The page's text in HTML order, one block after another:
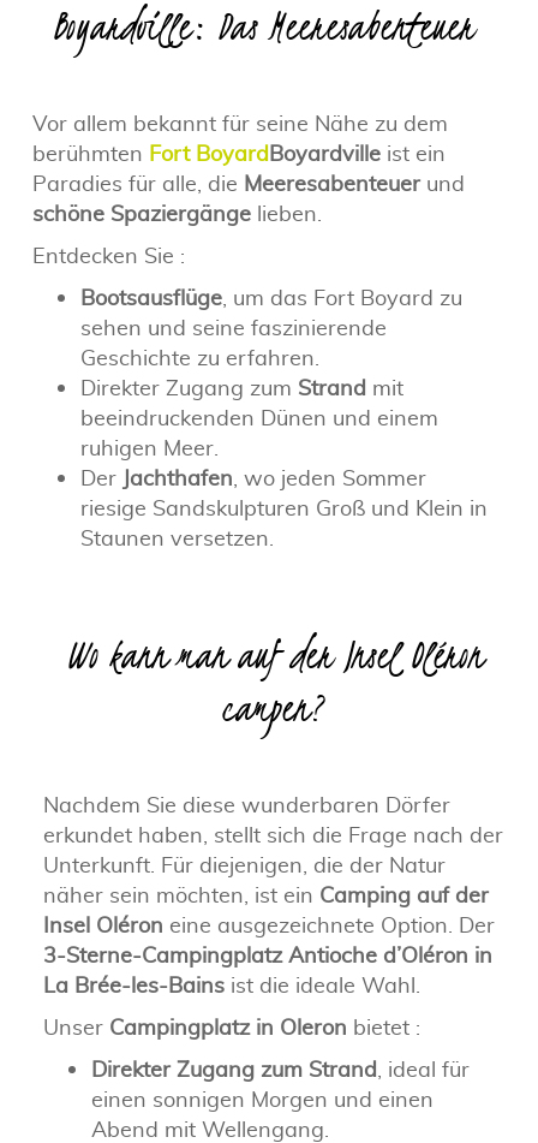
Boyardville: Das Meeresabenteuer
Vor allem bekannt für seine Nähe zu dem
berühmten Fort BoyardBoyardvilleist ein
Paradies für alle, die Meeresabenteuerund
schöne Spaziergängelieben.
Entdecken Sie :
Bootsausflüge, um das Fort Boyard zu
sehen und seine faszinierende
Geschichte zu erfahren.
Direkter Zugang zum Strand mit
beeindruckenden Dünen und einem
ruhigen Meer.
Der Jachthafen, wo jeden Sommer
riesige Sandskulpturen Groß und Klein in
Staunen versetzen.
Wo kann man auf der Insel Oléron
campen?
Nachdem Sie diese wunderbaren Dörfer
erkundet haben, stellt sich die Frage nach der
Unterkunft. Für diejenigen, die der Natur
näher sein möchten, ist ein Camping auf der
Insel Oléron eine ausgezeichnete Option. Der
3-Sterne-Campingplatz Antioche d’Oléron in
La Brée-les-Bainsist die ideale Wahl.
Unser Campingplatz in Oleron bietet :
Direkter Zugang zum Strand, ideal für
einen sonnigen Morgen und einen
Abend mit Wellengang.